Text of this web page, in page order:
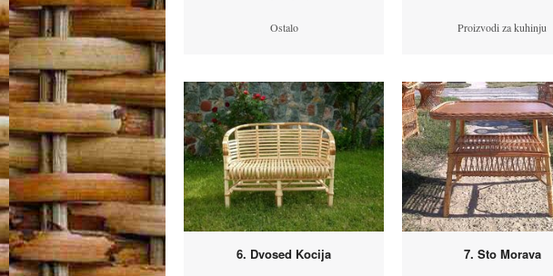
Ostalo Proizvodi za kuhinju
6. Dvosed Kocija 7. Sto Morava